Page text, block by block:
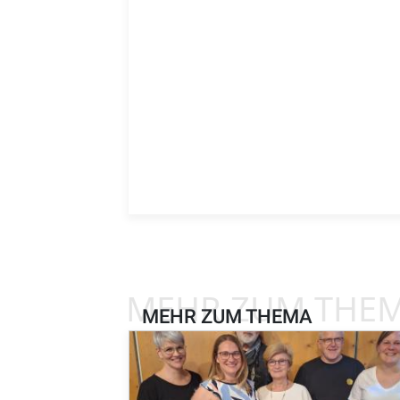
MEHR ZUM THEMA
MEHR ZUM